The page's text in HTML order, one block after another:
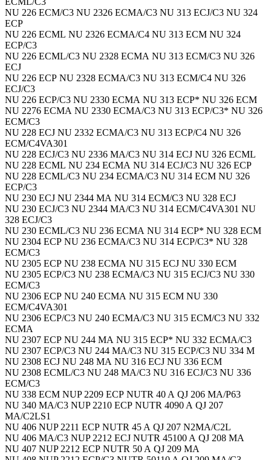
NU 226 ECM/C3 NU 2326 ECMA/C3 NU 313 ECJ/C3 NU 324
ECP
NU 226 ECML NU 2326 ECMA/C4 NU 313 ECM NU 324
ECP/C3
NU 226 ECML/C3 NU 2328 ECMA NU 313 ECM/C3 NU 326
ECJ
NU 226 ECP NU 2328 ECMA/C3 NU 313 ECM/C4 NU 326
ECJ/C3
NU 226 ECP/C3 NU 2330 ECMA NU 313 ECP* NU 326 ECM
NU 2276 ECMA NU 2330 ECMA/C3 NU 313 ECP/C3* NU 326
ECM/C3
NU 228 ECJ NU 2332 ECMA/C3 NU 313 ECP/C4 NU 326
ECM/C4VA301
NU 228 ECJ/C3 NU 2336 MA/C3 NU 314 ECJ NU 326 ECML
NU 228 ECML NU 234 ECMA NU 314 ECJ/C3 NU 326 ECP
NU 228 ECML/C3 NU 234 ECMA/C3 NU 314 ECM NU 326
ECP/C3
NU 230 ECJ NU 2344 MA NU 314 ECM/C3 NU 328 ECJ
NU 230 ECJ/C3 NU 2344 MA/C3 NU 314 ECM/C4VA301 NU
328 ECJ/C3
NU 230 ECML/C3 NU 236 ECMA NU 314 ECP* NU 328 ECM
NU 2304 ECP NU 236 ECMA/C3 NU 314 ECP/C3* NU 328
ECM/C3
NU 2305 ECP NU 238 ECMA NU 315 ECJ NU 330 ECM
NU 2305 ECP/C3 NU 238 ECMA/C3 NU 315 ECJ/C3 NU 330
ECM/C3
NU 2306 ECP NU 240 ECMA NU 315 ECM NU 330
ECM/C4VA301
NU 2306 ECP/C3 NU 240 ECMA/C3 NU 315 ECM/C3 NU 332
ECMA
NU 2307 ECP NU 244 MA NU 315 ECP* NU 332 ECMA/C3
NU 2307 ECP/C3 NU 244 MA/C3 NU 315 ECP/C3 NU 334 M
NU 2308 ECJ NU 248 MA NU 316 ECJ NU 336 ECM
NU 2308 ECML/C3 NU 248 MA/C3 NU 316 ECJ/C3 NU 336
ECM/C3
NU 338 ECM NUP 2209 ECP NUTR 40 A QJ 206 MA/P63
NU 340 MA/C3 NUP 2210 ECP NUTR 4090 A QJ 207
MA/C2LS1
NU 406 NUP 2211 ECP NUTR 45 A QJ 207 N2MA/C2L
NU 406 MA/C3 NUP 2212 ECJ NUTR 45100 A QJ 208 MA
NU 407 NUP 2212 ECP NUTR 50 A QJ 209 MA